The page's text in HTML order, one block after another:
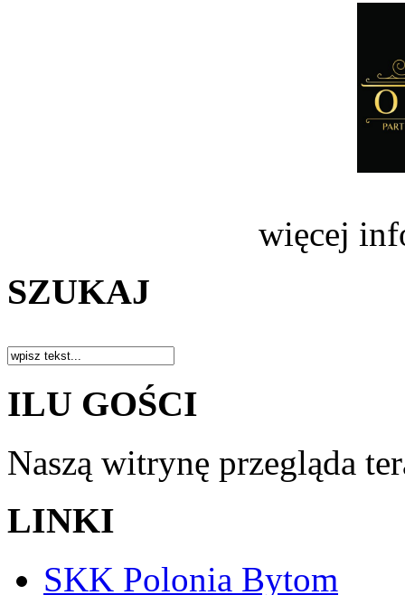
więcej
SZUKAJ
ILU GOŚCI
Naszą witrynę przegląda
LINKI
SKK Polonia Bytom